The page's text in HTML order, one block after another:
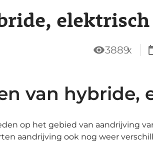
3889x
van
op het gebied van aandrijving
aandrijving ook nog weer